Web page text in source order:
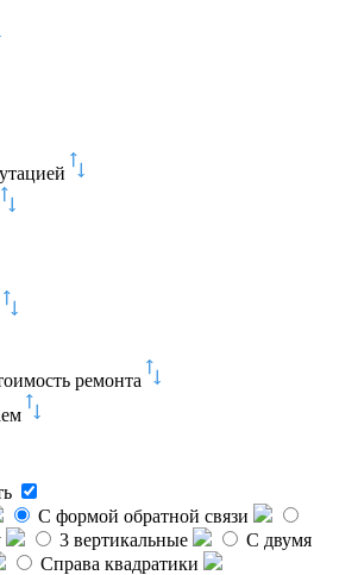
ремонта
C формой обратной связи
3 вертикальные
С двумя
Справа квадратики